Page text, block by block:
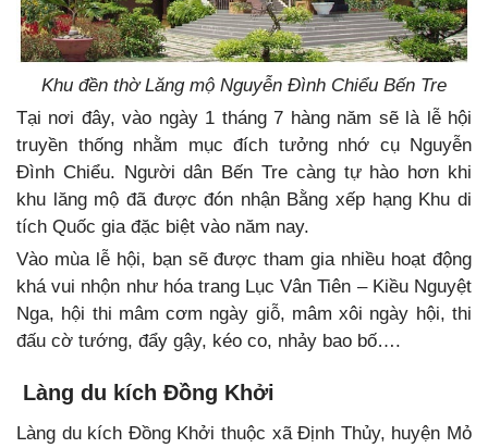
Khu đền thờ Lăng mộ Nguyễn Đình Chiểu Bến Tre
Tại nơi đây, vào ngày 1 tháng 7 hàng năm sẽ là lễ hội
truyền thống nhằm mục đích tưởng nhớ cụ Nguyễn
Đình Chiểu. Người dân Bến Tre càng tự hào hơn khi
khu lăng mộ đã được đón nhận Bằng xếp hạng Khu di
tích Quốc gia đặc biệt vào năm nay.
Vào mùa lễ hội, bạn sẽ được tham gia nhiều hoạt động
khá vui nhộn như hóa trang Lục Vân Tiên – Kiều Nguyệt
Nga, hội thi mâm cơm ngày giỗ, mâm xôi ngày hội, thi
đấu cờ tướng, đẩy gậy, kéo co, nhảy bao bố….
Làng du kích Đồng Khởi
Làng du kích Đồng Khởi thuộc xã Định Thủy, huyện Mỏ